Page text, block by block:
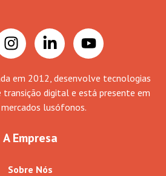
em 2012, desenvolve tecnologias
transição digital e está presente em
lusófonos.
A Empresa
Sobre Nós